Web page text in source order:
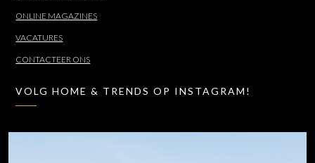
ONLINE MAGAZINES
VACATURES
CONTACTEER ONS
VOLG HOME & TRENDS OP INSTAGRAM!